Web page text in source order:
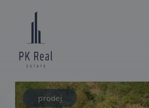
prodej